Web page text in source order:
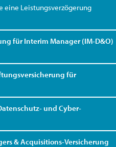
eine Leistungsverzögerung
für Interim Manager (IM-D&O)
für
und Cyber-
& Acquisitions-Versicherung